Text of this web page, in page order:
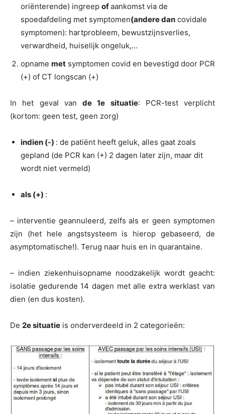
oriënterende) ingreep ofaankomst via de
spoedafdeling met symptomen(andere dan covidale
symptomen): hartprobleem, bewustzijnsverlies,
verwardheid, huiselijk ongeluk,…
opname met symptomen covid en bevestigd door PCR
(+) of CT longscan (+)
In het geval van de 1e situatie: PCR-test verplicht
(kortom: geen test, geen zorg)
indien (-) : de patiënt heeft geluk, alles gaat zoals
gepland (de PCR kan (+) 2 dagen later zijn, maar dit
wordt niet vermeld)
als (+) :
– interventie geannuleerd, zelfs als er geen symptomen
zijn (het hele angstsysteem is hierop gebaseerd, de
asymptomatische!). Terug naar huis en in quarantaine.
– indien ziekenhuisopname noodzakelijk wordt geacht:
isolatie gedurende 14 dagen met alle extra werklast van
dien (en dus kosten).
De 2e situatie is onderverdeeld in 2 categorieën: